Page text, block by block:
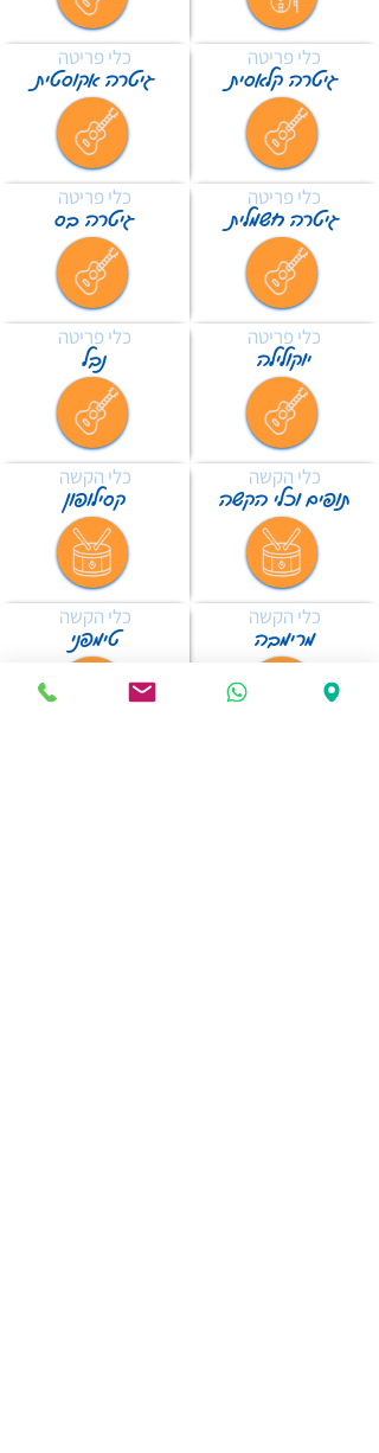
גיטרה קלאסית
כלי פריטה
גיטרה חשמלית
כלי פריטה
יוקולילה
כלי פריטה
תופים וכלי הקשה
כלי הקשה
מרימבה
כלי הקשה
גיטרה אקוסטית
כלי פריטה
גיטרה בס
כלי פריטה
נבל
כלי פריטה
קסילופון
כלי הקשה
טימפני
כלי הקשה